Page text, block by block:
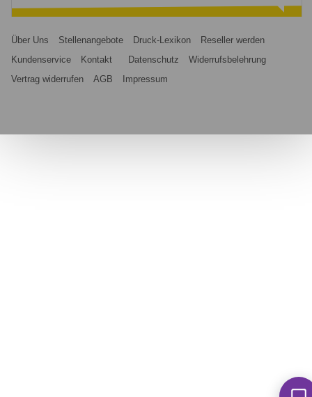
Über Uns Stellenangebote Druck-Lexikon
Reseller werden
Kundenservice
Kontakt Datenschutz
Widerrufsbelehrung
Vertrag widerrufen
AGB Impressum